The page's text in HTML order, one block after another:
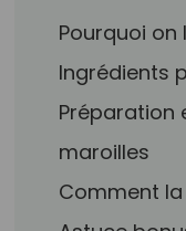
Pourquoi on
Ingrédients
Préparation
maroilles
Comment la